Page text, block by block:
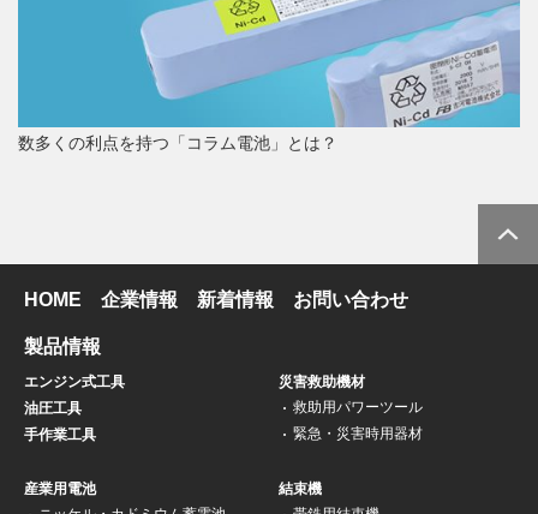
数多くの利点を持つ「コラム電池」とは？
HOME 企業情報 新着情報 お問い合わせ
製品情報
エンジン式工具
油圧工具
手作業工具
災害救助機材
救助用パワーツール
緊急・災害時用器材
産業用電池
結束機